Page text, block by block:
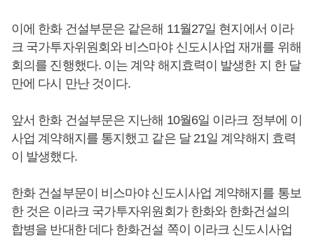
이에 한화 건설부문은 같은해 11월27일 현지에서 이라
크 국가투자위원회와 비스마야 신도시사업 재개를 위해
회의를 진행했다. 이는 계약 해지효력이 발생한 지 한 달
만에 다시 만난 것이다.
앞서 한화 건설부문은 지난해 10월6일 이라크 정부에 이
사업 계약해지를 통지했고 같은 달 21일 계약해지 효력
이 발생했다.
한화 건설부문이 비스마야 신도시사업 계약해지를 통보
한 것은 이라크 국가투자위원회가 한화와 한화건설의
합병을 반대한 데다 한화건설 쪽이 이라크 신도시사업